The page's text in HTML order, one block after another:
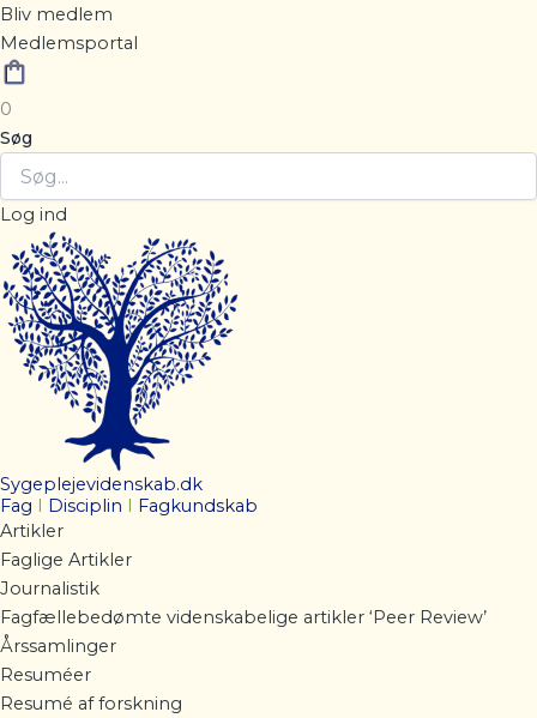
Bliv medlem
Medlemsportal
0
Søg
Log ind
Sygeplejevidenskab.dk
Fag
Disciplin
Fagkundskab
Artikler
Faglige Artikler
Journalistik
Fagfællebedømte videnskabelige artikler ‘Peer Review’
Årssamlinger
Resuméer
Resumé af forskning